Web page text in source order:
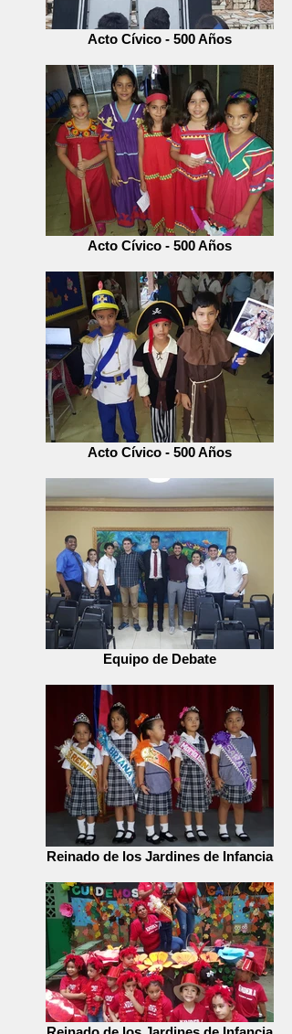
Acto Cívico - 500 Años
Acto Cívico - 500 Años
Acto Cívico - 500 Años
Equipo de Debate
Reinado de los Jardines de Infancia